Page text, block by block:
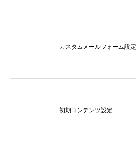
カスタムメールフォーム設定
初期コンテンツ設定